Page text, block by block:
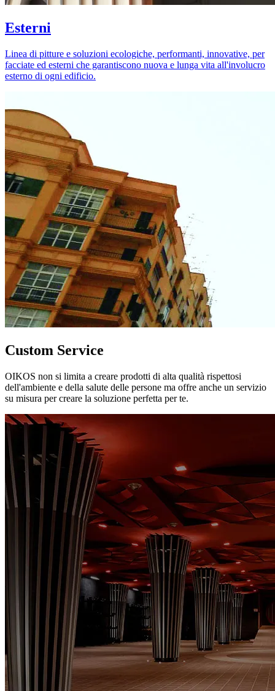
Esterni
Linea di pitture e soluzioni ecologiche, performanti, innovative, per
facciate ed esterni che garantiscono nuova e lunga vita all'involucro
esterno di ogni edificio.
Custom Service
OIKOS non si limita a creare prodotti di alta qualità rispettosi
dell'ambiente e della salute delle persone ma offre anche un servizio
su misura per creare la soluzione perfetta per te.